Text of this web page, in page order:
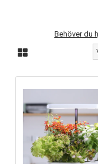
Behöver du